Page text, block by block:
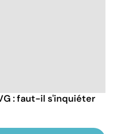
: faut-il s'inquiéter